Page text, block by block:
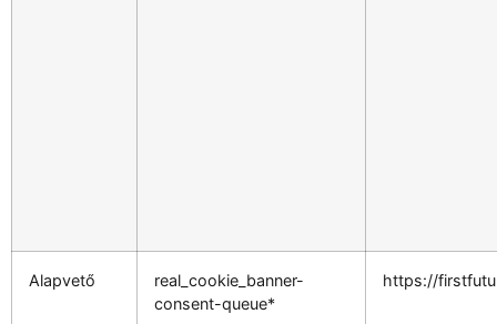
Alapvető
real_cookie_banner-
consent-queue*
https://